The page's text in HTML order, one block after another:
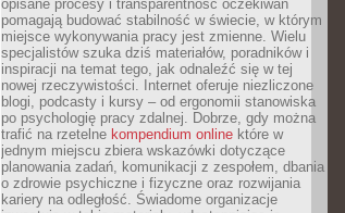
opisane procesy i transparentność oczekiwań
pomagają budować stabilność w świecie, w którym
miejsce wykonywania pracy jest zmienne. Wielu
specjalistów szuka dziś materiałów, poradników i
inspiracji na temat tego, jak odnaleźć się w tej
nowej rzeczywistości. Internet oferuje niezliczone
blogi, podcasty i kursy – od ergonomii stanowiska
po psychologię pracy zdalnej. Dobrze, gdy można
trafić na rzetelne kompendium online które w
jednym miejscu zbiera wskazówki dotyczące
planowania zadań, komunikacji z zespołem, dbania
o zdrowie psychiczne i fizyczne oraz rozwijania
kariery na odległość. Świadome organizacje